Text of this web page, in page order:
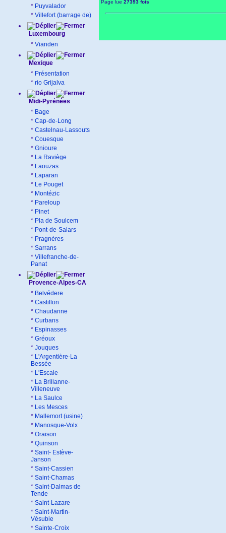
* Puyvalador
* Villefort (barrage de)
Luxembourg
* Vianden
Mexique
* Présentation
* rio Grijalva
Midi-Pyrénées
* Bage
* Cap-de-Long
* Castelnau-Lassouts
* Couesque
* Gnioure
* La Raviège
* Laouzas
* Laparan
* Le Pouget
* Montézic
* Pareloup
* Pinet
* Pla de Soulcem
* Pont-de-Salars
* Pragnères
* Sarrans
* Villefranche-de-
Panat
Provence-Alpes-CA
* Belvédere
* Castillon
* Chaudanne
* Curbans
* Espinasses
* Gréoux
* Jouques
* L'Argentière-La
Bessée
* L'Escale
* La Brillanne-
Villeneuve
* La Saulce
* Les Mesces
* Mallemort (usine)
* Manosque-Volx
* Oraison
* Quinson
* Saint- Estève-
Janson
* Saint-Cassien
* Saint-Chamas
* Saint-Dalmas de
Tende
* Saint-Lazare
* Saint-Martin-
Vésubie
* Sainte-Croix
Page lue 27393 fois